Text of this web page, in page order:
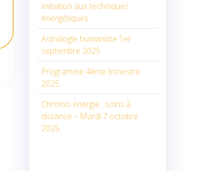
Initiation aux techniques
énergétiques
Astrologie humaniste 1er
septembre 2025
Programme 4ème trimestre
2025
Chromo énergie : soins à
distance – Mardi 7 octobre
2025